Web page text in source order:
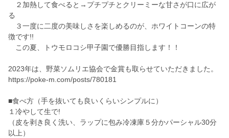
２加熱して食べると→プチプチとクリーミーな甘さが口に広が
る
３一度に二度の美味しさを楽しめるのが、ホワイトコーンの特
徴です!!
この夏、トウモロコシ甲子園で優勝目指します！！
2023年は、野菜ソムリエ協会で金賞も取らせていただきました。
https://poke-m.com/posts/780181
■食べ方（手を抜いても良いくらいシンプルに）
１冷やして生で!
（皮を剥き良く洗い、ラップに包み冷凍庫５分かパーシャル30分
以上）